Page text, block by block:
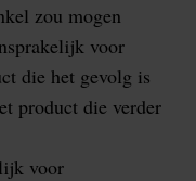
zou mogen
voor
die het gevolg is
product die verder
voor